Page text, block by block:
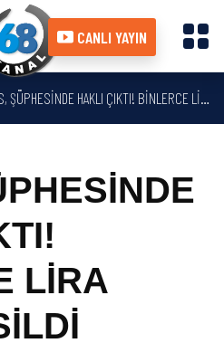
CANLI YAYIN
HAKLI ÇIKTI! BİNLERCE LİRA CEZA KESİLDİ
LİRA